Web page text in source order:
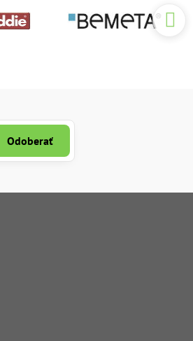
Odoberať